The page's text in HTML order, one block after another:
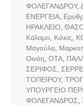
ΦΟΛΕΓΑΝΔΡΟΥ,
ΕΝΕΡΓΕΙΑ,
ΗΡΑΚΛΕΙΟ
Κάλαμο
Κιλκίς
Μαγούλα,
Οινόη ΟΤΑ,
ΣΕΡΙΦΟΣ
ΤΟΠΕΙΡΟΥ,
ΥΠΟΥΡΓΕΙΟ
ΦΟΛΕΓΑΝΔΡΟΣ